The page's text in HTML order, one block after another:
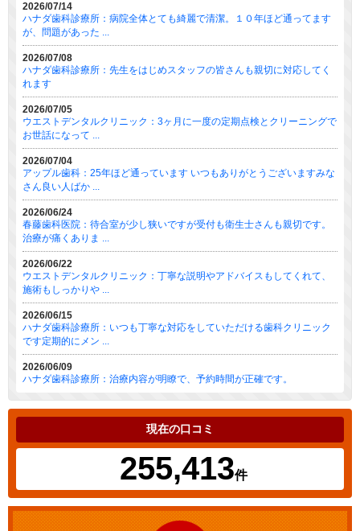
2026/07/14
ハナダ歯科診療所：病院全体とても綺麗で清潔。１０年ほど通ってます
が、問題があった ...
2026/07/08
ハナダ歯科診療所：先生をはじめスタッフの皆さんも親切に対応してく
れます
2026/07/05
ウエストデンタルクリニック：3ヶ月に一度の定期点検とクリーニングで
お世話になって ...
2026/07/04
アップル歯科：25年ほど通っています いつもありがとうございますみな
さん良い人ばか ...
2026/06/24
春藤歯科医院：待合室が少し狭いですが受付も衛生士さんも親切です。
治療が痛くありま ...
2026/06/22
ウエストデンタルクリニック：丁寧な説明やアドバイスもしてくれて、
施術もしっかりや ...
2026/06/15
ハナダ歯科診療所：いつも丁寧な対応をしていただける歯科クリニック
です定期的にメン ...
2026/06/09
ハナダ歯科診療所：治療内容が明瞭で、予約時間が正確です。
現在の口コミ
255,413件